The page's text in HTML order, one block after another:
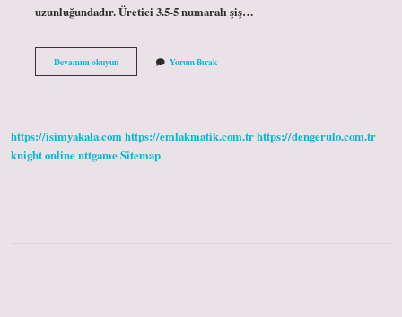
uzunluğundadır. Üretici 3.5-5 numaralı şiş…
Devamını okuyunAlize
Cotton
Örülür
Yorum Bırak
https://isimyakala.comhttps://emlakmatik.com.trhttps://dengerulo.com.tr
knight onlinenttgameSitemap